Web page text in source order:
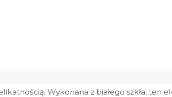
Wykonana z białego szkła, ten